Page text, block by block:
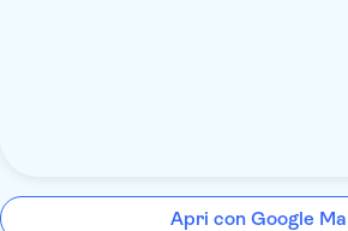
Apri con Google